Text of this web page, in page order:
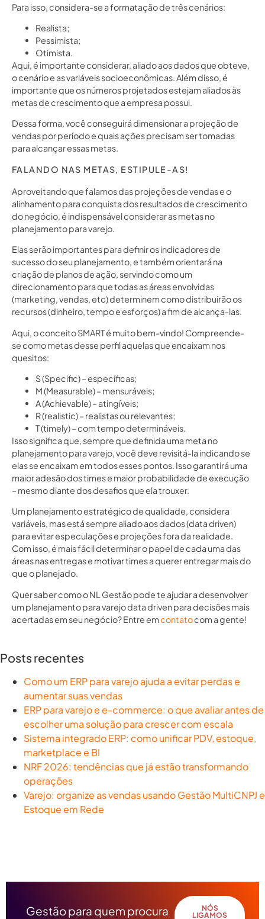
Para isso, considera-se a formatação de três cenários:
Realista;
Pessimista;
Otimista.
Aqui, é importante considerar, aliado aos dados que obteve,
o cenário e as variáveis socioeconômicas. Além disso, é
importante que os números projetados estejam aliados às
metas de crescimento que a empresa possui.
Dessa forma, você conseguirá dimensionar a projeção de
vendas por período e quais ações precisam ser tomadas
para alcançar essas metas.
FALANDO NAS METAS, ESTIPULE-AS!
Aproveitando que falamos das projeções de vendas e o
alinhamento para conquista dos resultados de crescimento
do negócio, é indispensável considerar as metas no
planejamento para varejo.
Elas serão importantes para definir os indicadores de
sucesso do seu planejamento, e também orientará na
criação de planos de ação, servindo como um
direcionamento para que todas as áreas envolvidas
(marketing, vendas, etc) determinem como distribuirão os
recursos (dinheiro, tempo e esforços) a fim de alcança-las.
Aqui, o conceito SMART é muito bem-vindo! Compreende-
se como metas desse perfil aquelas que encaixam nos
quesitos:
S (Specific) – específicas;
M (Measurable) – mensuráveis;
A (Achievable) – atingíveis;
R (realistic) – realistas ou relevantes;
T (timely) – com tempo determináveis.
Isso significa que, sempre que definida uma meta no
planejamento para varejo, você deve revisitá-la indicando se
elas se encaixam em todos esses pontos. Isso garantirá uma
maior adesão dos times e maior probabilidade de execução
– mesmo diante dos desafios que ela trouxer.
Um planejamento estratégico de qualidade, considera
variáveis, mas está sempre aliado aos dados (data driven)
para evitar especulações e projeções fora da realidade.
Com isso, é mais fácil determinar o papel de cada uma das
áreas nas entregas e motivar times a querer entregar mais do
que o planejado.
Quer saber como o NL Gestão pode te ajudar a desenvolver
um planejamento para varejo data driven para decisões mais
acertadas em seu negócio? Entre emcontatocom a gente!
Posts recentes
Como um ERP para varejo ajuda a evitar perdas e
aumentar suas vendas
ERP para varejo e e-commerce: o que avaliar antes de
escolher uma solução para crescer com escala
Sistema integrado ERP: como unificar PDV, estoque,
marketplace e BI
NRF 2026: tendências que já estão transformando
operações
Varejo: organize as vendas usando Gestão MultiCNPJ e
Estoque em Rede
Gestão para quem procura
NÓS
LIGAMOS